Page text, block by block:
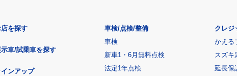
店を探す
示車/試乗車を探す
インアップ
車検/点検/整備
車検
新車1・6月無料点検
法定1年点検
クレジ
かえる
スズキ
延長保